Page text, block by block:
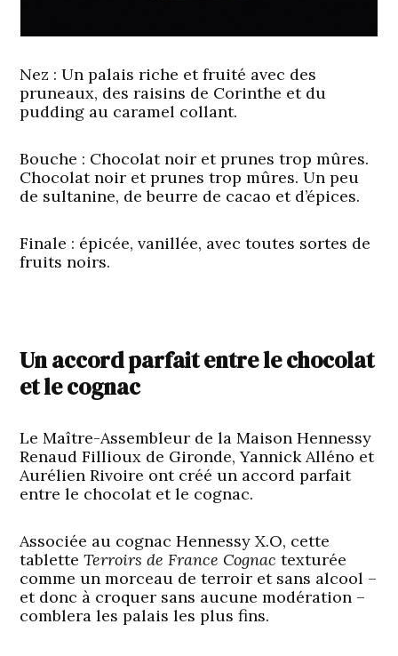
Nez : Un palais riche et fruité avec des
pruneaux, des raisins de Corinthe et du
pudding au caramel collant.
Bouche : Chocolat noir et prunes trop mûres.
Chocolat noir et prunes trop mûres. Un peu
de sultanine, de beurre de cacao et d’épices.
Finale : épicée, vanillée, avec toutes sortes de
fruits noirs.
Un accord parfait entre le chocolat
et le cognac
Le Maître-Assembleur de la Maison Hennessy
Renaud Fillioux de Gironde, Yannick Alléno et
Aurélien Rivoire ont créé un accord parfait
entre le chocolat et le cognac.
Associée au cognac Hennessy X.O, cette
tabletteTerroirs de France Cognac texturée
comme un morceau de terroir et sans alcool –
et donc à croquer sans aucune modération –
comblera les palais les plus fins.